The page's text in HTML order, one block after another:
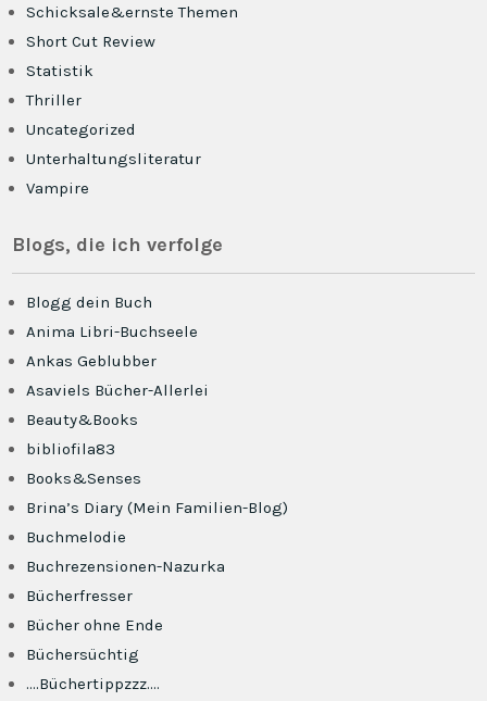
Schicksale&ernste Themen
Short Cut Review
Statistik
Thriller
Uncategorized
Unterhaltungsliteratur
Vampire
Blogs, die ich verfolge
Blogg dein Buch
Anima Libri-Buchseele
Ankas Geblubber
Asaviels Bücher-Allerlei
Beauty&Books
bibliofila83
Books&Senses
Brina’s Diary (Mein Familien-Blog)
Buchmelodie
Buchrezensionen-Nazurka
Bücherfresser
Bücher ohne Ende
Büchersüchtig
….Büchertippzzz….